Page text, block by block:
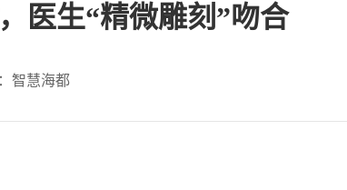
医生“精微雕刻”吻合
智慧海都